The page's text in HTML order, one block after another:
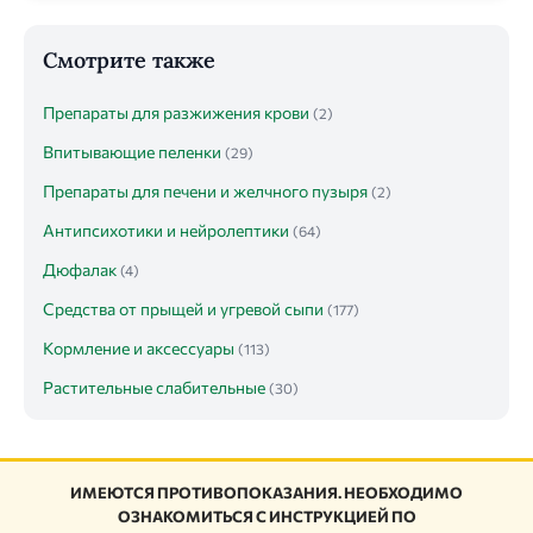
Смотрите также
Препараты для разжижения крови (2)
Впитывающие пеленки (29)
Препараты для печени и желчного пузыря (2)
Антипсихотики и нейролептики (64)
Дюфалак (4)
Средства от прыщей и угревой сыпи (177)
Кормление и аксессуары (113)
Растительные слабительные (30)
ИМЕЮТСЯ ПРОТИВОПОКАЗАНИЯ. НЕОБХОДИМО
ОЗНАКОМИТЬСЯ С ИНСТРУКЦИЕЙ ПО